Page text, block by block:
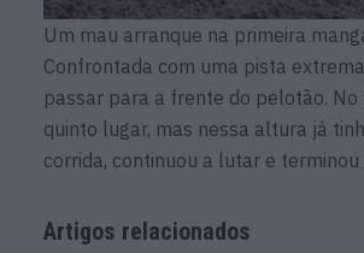
Um mau arranque na primeira
Confrontada com uma pista
passar para a frente do pelotão.
quinto lugar, mas nessa altura já
corrida, continuou a lutar e
Artigos relacionados